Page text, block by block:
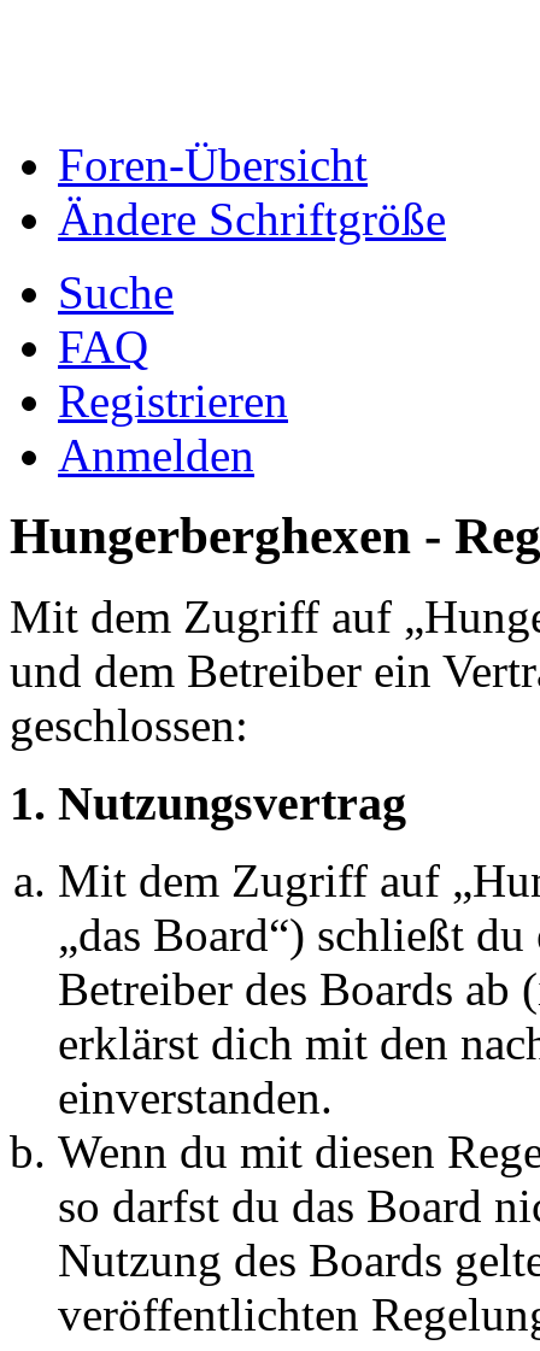
Foren-Übersicht
Ändere Schriftgröße
Suche
FAQ
Registrieren
Anmelden
Hungerberghexen -
Mit dem Zugriff auf
und dem Betreiber ein
geschlossen:
1. Nutzungsvertrag
Mit dem Zugriff auf
„das Board“) schließt
Betreiber des Boards ab
erklärst dich mit den
einverstanden.
Wenn du mit diesen
so darfst du das Board
Nutzung des Boards
veröffentlichten